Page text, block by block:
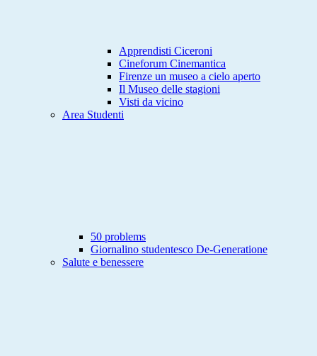
Apprendisti Ciceroni
Cineforum Cinemantica
Firenze un museo a cielo aperto
Il Museo delle stagioni
Visti da vicino
Area Studenti
50 problems
Giornalino studentesco De-Generatione
Salute e benessere